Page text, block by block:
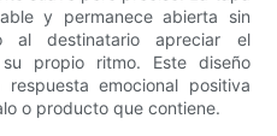
y permanece abierta sin
al destinatario apreciar el
propio ritmo. Este diseño
emocional positiva
o producto que contiene.